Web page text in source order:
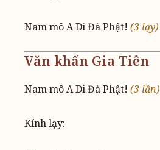
Nam mô A Di Đà Phật! (3 lạy)
Văn khấn Gia Tiên
Nam mô A Di Đà Phật! (3 lần)
Kính lạy: